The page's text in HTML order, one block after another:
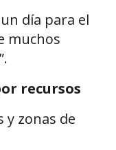
día para el
muchos
recursos
y zonas de